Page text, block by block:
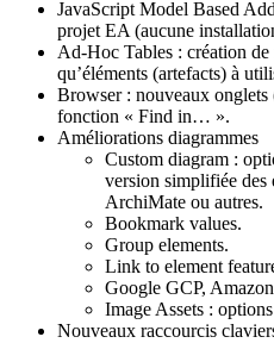
JavaScript Model Based
projet EA (aucune
Ad-Hoc Tables : création
qu’éléments (artefacts) à
Browser : nouveaux onglets
fonction « Find in… ».
Améliorations diagrammes
Custom diagram :
version simplifiée
ArchiMate ou autres.
Bookmark values.
Group elements.
Link to element
Google GCP,
Image Assets :
Nouveaux raccourcis